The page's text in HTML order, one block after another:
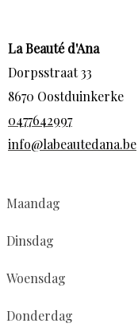
La Beauté d'Ana
Dorpsstraat 33
8670 Oostduinkerke
0477642997
info@labeautedana.be
Maandag
Dinsdag
Woensdag
Donderdag